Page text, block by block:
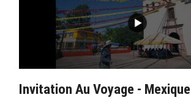
Invitation Au Voyage - Mexique